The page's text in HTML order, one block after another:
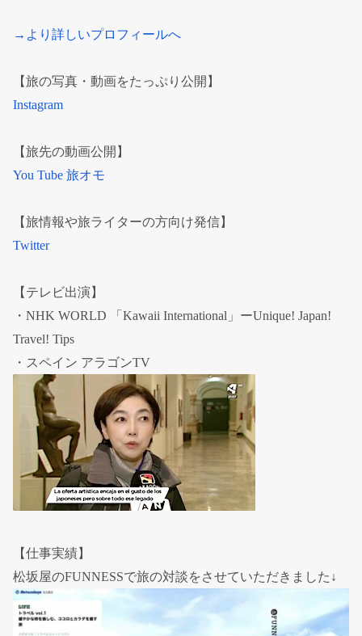
→より詳しいプロフィールへ
【旅の写真・動画をたっぷり公開】
Instagram
【旅先の動画公開】
You Tube 旅オモ
【旅情報や旅ライターの方向け発信】
Twitter
【テレビ出演】
・NHK WORLD 「Kawaii International」ーUnique! Japan!
Travel! Tips
・スペイン アラゴンTV
【仕事実績】
松坂屋のFUNNESSで旅の対談をさせていただきました↓